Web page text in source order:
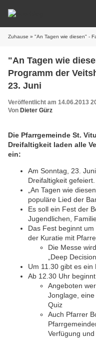
Zuhause » "An Tagen wie diesen" -
"An Tagen wie
Programm der
23. Juni
Veröffentlicht am 14.06.2013
Von Dieter Gürz
Die Pfarrgemeinde St.
Dreifaltigkeit laden alle
ein:
Am Sonntag, 23.
Dreifaltigkeit gefeiert.
„An Tagen wie
populäre Lied der
Es soll ein Fest der
Jugendlichen,
Das Fest beginnt
der Kuratie mit
Die Messe
„Deep
Um 11.30 gibt es ein
Ab 12.30 Uhr
Angeboten
Jonglage,
Quiz
Auch Pfarrer
Verfügung